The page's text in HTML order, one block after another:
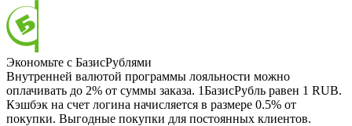
Экономьте с БазисРублями
Внутренней валютой программы лояльности можно
оплачивать до 2% от суммы заказа. 1БазисРубль равен 1 RUB.
Кэшбэк на счет логина начисляется в размере 0.5% от
покупки. Выгодные покупки для постоянных клиентов.